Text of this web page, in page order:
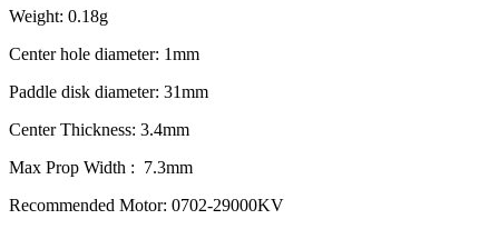
Weight: 0.18g
Center hole diameter: 1mm
Paddle disk diameter: 31mm
Center Thickness: 3.4mm
Max Prop Width : 7.3mm
Recommended Motor: 0702-29000KV